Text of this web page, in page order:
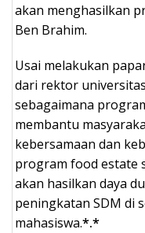
akan menghasilkan
Ben Brahim.
Usai melakukan
dari rektor
sebagaimana
membantu
kebersamaan dan
program food estate
akan hasilkan daya
peningkatan SDM di
mahasiswa.*.*